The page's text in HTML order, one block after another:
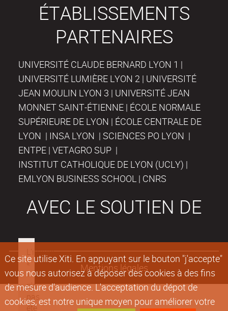
Ce site utilise Xiti. En appuyant sur le bouton "j'accepte"
vous nous autorisez à déposer des cookies à des fins
de mesure d'audience. L'acceptation du dépot de
cookies, est notre unique moyen pour améliorer votre
ÉTABLISSEMENTS
PARTENAIRES
UNIVERSITÉ CLAUDE BERNARD LYON 1 |
UNIVERSITÉ LUMIÈRE LYON 2 | UNIVERSITÉ
JEAN MOULIN LYON 3 | UNIVERSITÉ JEAN
MONNET SAINT-ÉTIENNE | ÉCOLE NORMALE
SUPÉRIEURE DE LYON | ÉCOLE CENTRALE DE
LYON | INSA LYON | SCIENCES PO LYON |
ENTPE | VETAGRO SUP |
INSTITUT CATHOLIQUE DE LYON (UCLY) |
EMLYON BUSINESS SCHOOL | CNRS
AVEC LE SOUTIEN DE
Mentions légales